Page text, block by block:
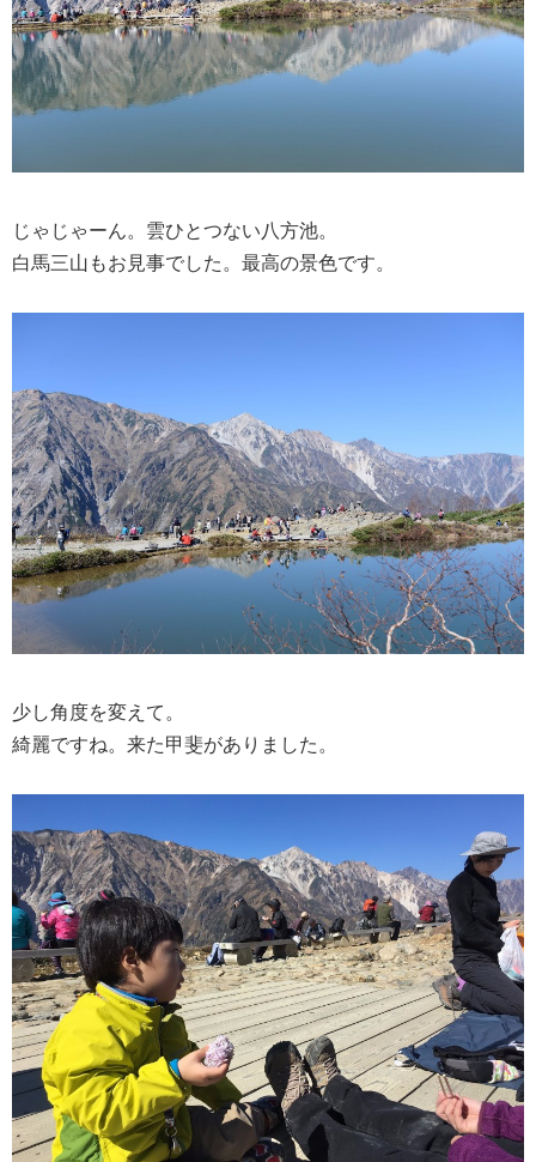
じゃじゃーん。雲ひとつない八方池。
白馬三山もお見事でした。最高の景色です。
少し角度を変えて。
綺麗ですね。来た甲斐がありました。